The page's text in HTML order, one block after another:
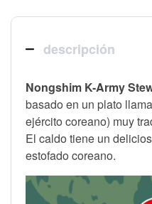
descripción
Nongshim K-Army
basado en un plato
ejército coreano) muy
El caldo tiene un
estofado coreano.